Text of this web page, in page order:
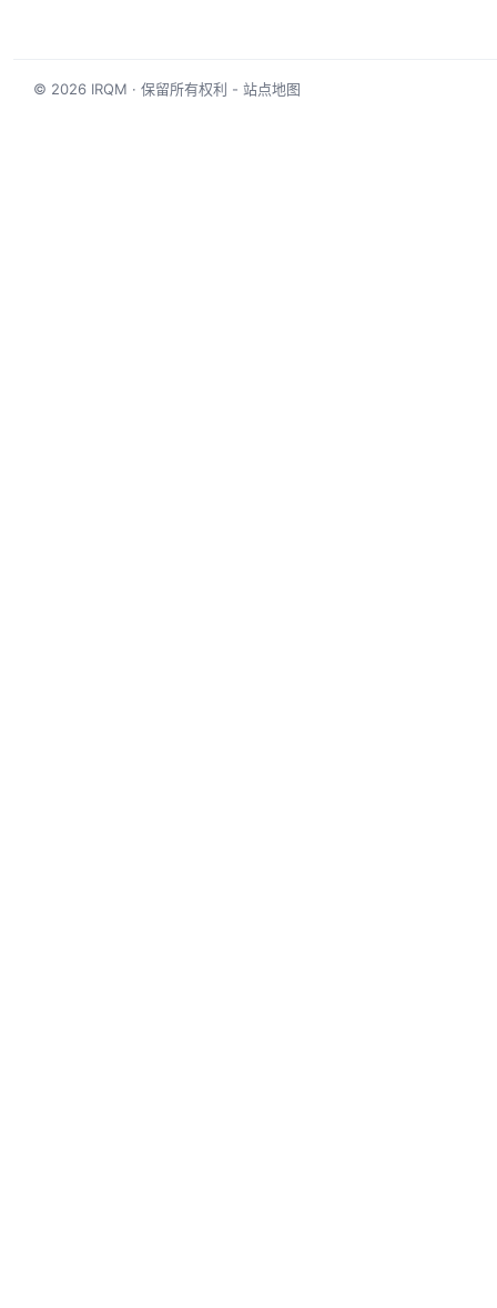
© 2026 IRQM · 保留所有权利 - 站点地图